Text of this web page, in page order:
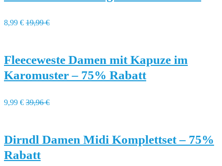
8,99 € 19,99 €
Fleeceweste Damen mit Kapuze im
Karomuster – 75% Rabatt
9,99 € 39,96 €
Dirndl Damen Midi Komplettset – 75%
Rabatt